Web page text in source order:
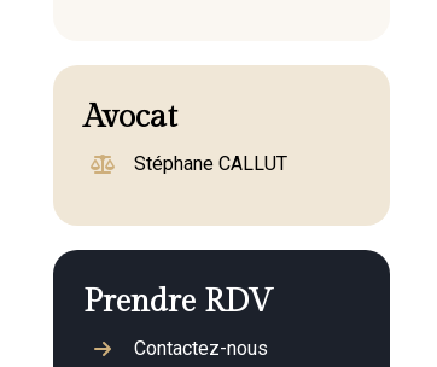
Avocat
Stéphane CALLUT
Prendre RDV
Contactez-nous